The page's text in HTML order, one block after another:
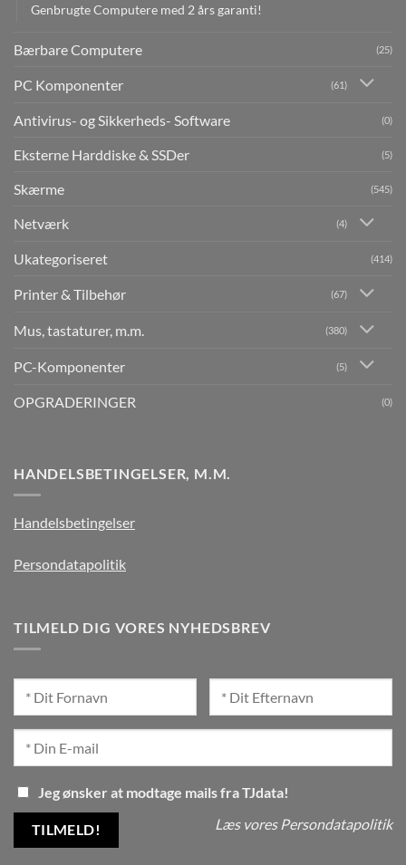
Genbrugte Computere med 2 års garanti!
Bærbare Computere (25)
PC Komponenter (61)
Antivirus- og Sikkerheds- Software (0)
Eksterne Harddiske & SSDer (5)
Skærme (545)
Netværk (4)
Ukategoriseret (414)
Printer & Tilbehør (67)
Mus, tastaturer, m.m. (380)
PC-Komponenter (5)
OPGRADERINGER (0)
HANDELSBETINGELSER, M.M.
Handelsbetingelser
Persondatapolitik
TILMELD DIG VORES NYHEDSBREV
Jeg ønsker at modtage mails fra TJdata!
Læs vores Persondatapolitik